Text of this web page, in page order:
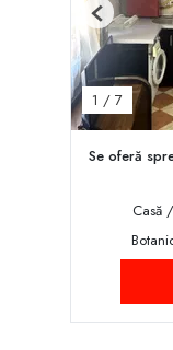
1 / 7
Previous
Se oferă
Casă